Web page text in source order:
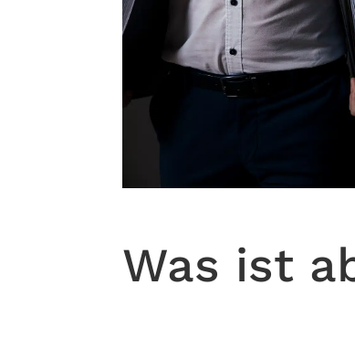
Was ist